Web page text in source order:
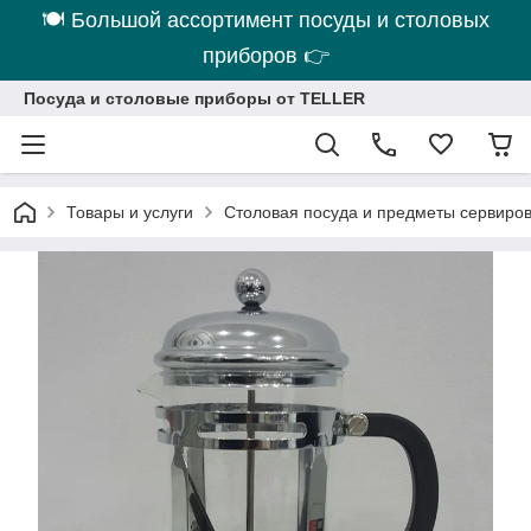
🍽 Большой ассортимент посуды и столовых
приборов 👉
Посуда и столовые приборы от TELLER
Товары и услуги Столовая посуда и предметы